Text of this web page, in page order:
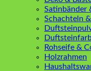
Satinbänder
Schachteln
Rohseife &
Holzrahmen